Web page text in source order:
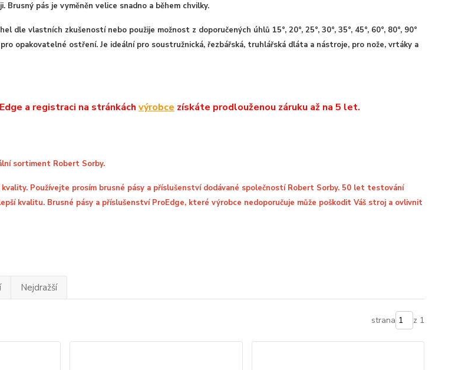
Brusný pás je vyměněn velice snadno a během chvilky.
dle vlastních zkušeností nebo použije možnost z doporučených úhlů 15°, 20°, 25°, 30°, 35°, 45°, 60°, 80°, 90°
opakovatelné ostření. Je ideální pro soustružnická, řezbářská, truhlářská dláta a nástroje, pro nože, vrtáky a
a registraci na stránkách výrobce získáte prodlouženou záruku až na 5 let.
sortiment Robert Sorby.
kvality. Používejte prosím brusné pásy a příslušenství dodávané společností Robert Sorby. 50 let testování
kvalitu. Brusné pásy a příslušenství ProEdge, které výrobce nedoporučuje může poškodit Váš stroj a ovlivnit
Nejdražší
strana z 1